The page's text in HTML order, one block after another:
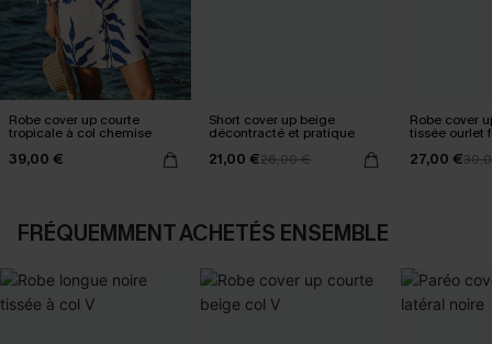
Robe cover up courte
tropicale à col chemise
39,00 €
Short cover up beige
décontracté et pratique
21,00 €26,00 €
Robe cover
tissée ourlet
27,00 €
FRÉQUEMMENT ACHETÉS ENSEMBLE